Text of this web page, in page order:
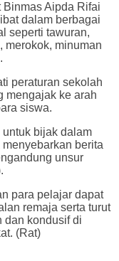
Aipda Rifai
dalam berbagai
seperti tawuran,
merokok, minuman
peraturan sekolah
mengajak ke arah
siswa.
bijak dalam
berita
unsur
para pelajar dapat
remaja serta turut
dan kondusif di
(Rat)